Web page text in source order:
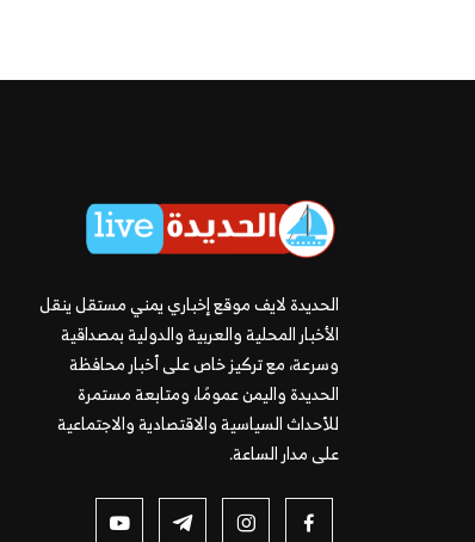
الحديدة لايف موقع إخباري يمني مستقل ينقل
الأخبار المحلية والعربية والدولية بمصداقية
وسرعة، مع تركيز خاص على أخبار محافظة
الحديدة واليمن عمومًا، ومتابعة مستمرة
للأحداث السياسية والاقتصادية والاجتماعية
على مدار الساعة.